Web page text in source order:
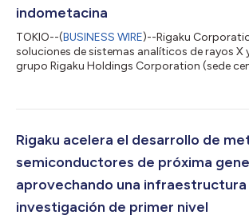
indometacina
TOKIO--(BUSINESS WIRE)--Rigaku
soluciones de sistemas analíticos de rayos X
grupo Rigaku Holdings Corporation (sede
llevado a cabo con Shionogi & Co., Ltd.,
Growth & Design , revista internacional de
el área de la c...
Rigaku acelera el desarrollo de
semiconductores de próxima
aprovechando una infraestructura
investigación de primer nivel